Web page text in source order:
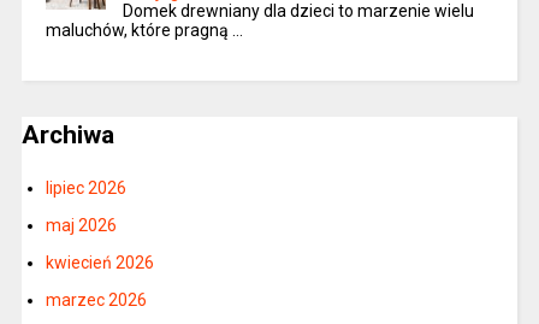
Domek drewniany dla dzieci to marzenie wielu
maluchów, które pragną …
Archiwa
lipiec 2026
maj 2026
kwiecień 2026
marzec 2026